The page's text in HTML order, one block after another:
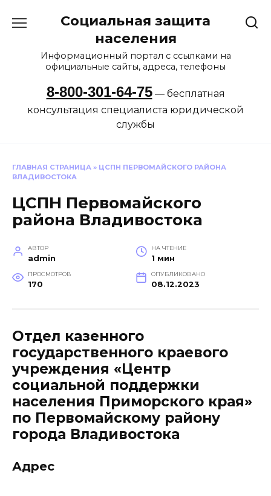
Социальная защита
населения
Информационный портал с ссылками на
официальные сайты, адреса, телефоны
8-800-301-64-75— бесплатная
консультация специалиста юридической
службы
ГЛАВНАЯ СТРАНИЦА » ЦСПН ПЕРВОМАЙСКОГО РАЙОНА
ВЛАДИВОСТОКА
ЦСПН Первомайского
района Владивостока
АВТОР
admin
НА ЧТЕНИЕ
1 мин
ПРОСМОТРОВ
170
ОПУБЛИКОВАНО
08.12.2023
Отдел казенного
государственного краевого
учреждения «Центр
социальной поддержки
населения Приморского края»
по Первомайскому району
города Владивостока
Адрес